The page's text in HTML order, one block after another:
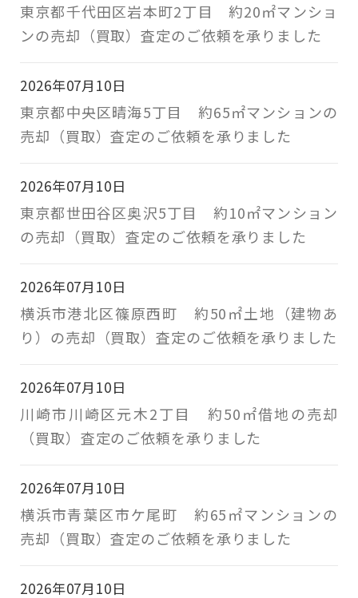
東京都千代田区岩本町2丁目 約20㎡マンショ
ンの売却（買取）査定のご依頼を承りました
2026年07月10日
東京都中央区晴海5丁目 約65㎡マンションの
売却（買取）査定のご依頼を承りました
2026年07月10日
東京都世田谷区奥沢5丁目 約10㎡マンション
の売却（買取）査定のご依頼を承りました
2026年07月10日
横浜市港北区篠原西町 約50㎡土地（建物あ
り）の売却（買取）査定のご依頼を承りました
2026年07月10日
川崎市川崎区元木2丁目 約50㎡借地の売却
（買取）査定のご依頼を承りました
2026年07月10日
横浜市青葉区市ケ尾町 約65㎡マンションの
売却（買取）査定のご依頼を承りました
2026年07月10日